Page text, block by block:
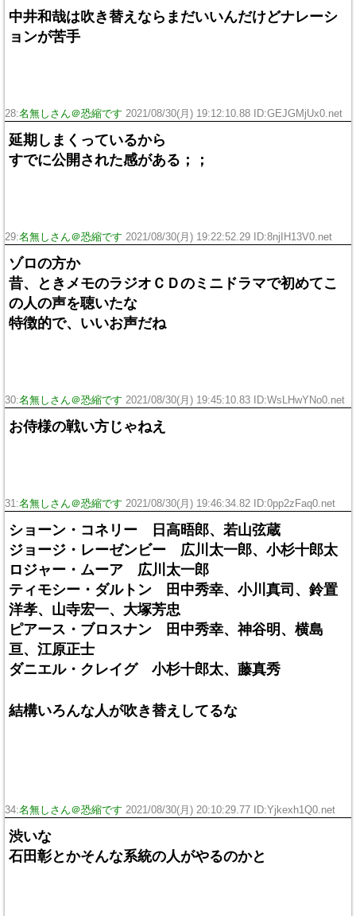
中井和哉は吹き替えならまだいいんだけどナレーシ
ョンが苦手
28:名無しさん＠恐縮です 2021/08/30(月) 19:12:10.88 ID:GEJGMjUx0.net
延期しまくっているから
すでに公開された感がある；；
29:名無しさん＠恐縮です 2021/08/30(月) 19:22:52.29 ID:8njIH13V0.net
ゾロの方か
昔、ときメモのラジオＣＤのミニドラマで初めてこ
の人の声を聴いたな
特徴的で、いいお声だね
30:名無しさん＠恐縮です 2021/08/30(月) 19:45:10.83 ID:WsLHwYNo0.net
お侍様の戦い方じゃねえ
31:名無しさん＠恐縮です 2021/08/30(月) 19:46:34.82 ID:0pp2zFaq0.net
ショーン・コネリー 日高晤郎、若山弦蔵
ジョージ・レーゼンビー 広川太一郎、小杉十郎太
ロジャー・ムーア 広川太一郎
ティモシー・ダルトン 田中秀幸、小川真司、鈴置
洋孝、山寺宏一、大塚芳忠
ピアース・ブロスナン 田中秀幸、神谷明、横島
亘、江原正士
ダニエル・クレイグ 小杉十郎太、藤真秀
結構いろんな人が吹き替えしてるな
34:名無しさん＠恐縮です 2021/08/30(月) 20:10:29.77 ID:Yjkexh1Q0.net
渋いな
石田彰とかそんな系統の人がやるのかと